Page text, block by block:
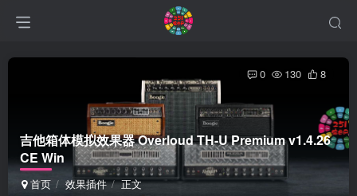
吉他箱体模拟效果器 Overloud TH-U Premium v1.4.26
CE Win
首页 效果插件 正文
0 130 8